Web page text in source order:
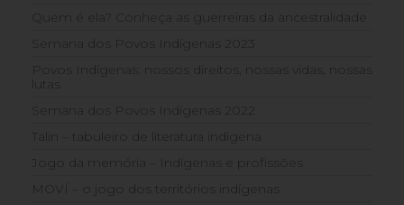
Quem é ela? Conheça as guerreiras da ancestralidade
Semana dos Povos Indígenas 2023
Povos Indígenas: nossos direitos, nossas vidas, nossas
lutas
Semana dos Povos Indígenas 2022
Talin – tabuleiro de literatura indígena
Jogo da memória – Indígenas e profissões
MOVÍ – o jogo dos territórios indígenas